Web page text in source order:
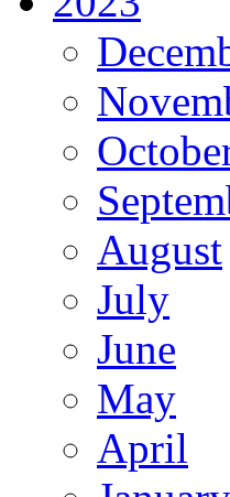
August
July
June
May
April